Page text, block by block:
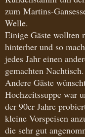
zum Martins-
Welle.
Einige Gäste wollten
hinterher und so
jedes Jahr einen
gemachten Nachtisch.
Andere Gäste
Hochzeitssuppe war
der 90er Jahre
kleine Vorspeisen
die sehr gut